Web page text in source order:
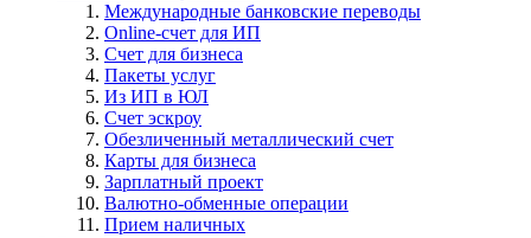
Международные банковские переводы
Online-счет для ИП
Счет для бизнеса
Пакеты услуг
Из ИП в ЮЛ
Счет эскроу
Обезличенный металлический счет
Карты для бизнеса
Зарплатный проект
Валютно-обменные операции
Прием наличных